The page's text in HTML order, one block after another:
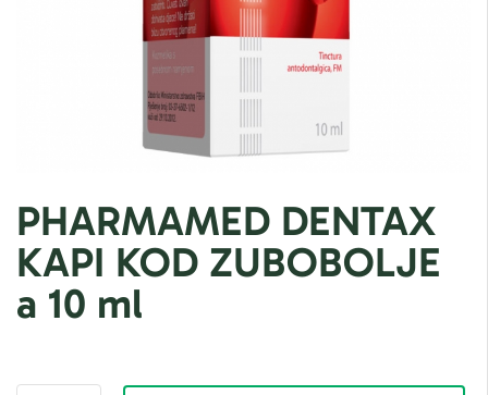
PHARMAMED DENTAX
KAPI KOD ZUBOBOLJE
a 10 ml